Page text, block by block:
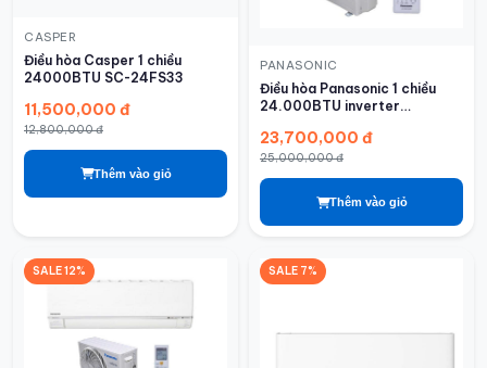
CASPER
Điều hòa Casper 1 chiều
24000BTU SC-24FS33
11,500,000 đ
12,800,000 đ
Thêm vào giỏ
PANASONIC
Điều hòa Panasonic 1 chiều
24.000BTU inverter
23,700,000 đ
25,000,000 đ
Thêm vào giỏ
SALE 12% SALE 7%